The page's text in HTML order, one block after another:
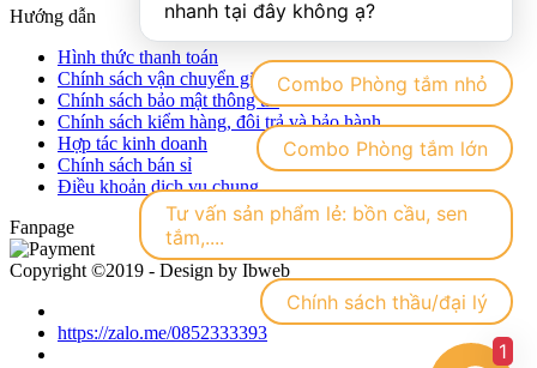
Hướng dẫn
Hình thức thanh toán
Chính sách vận chuyển giao nhận hàng hóa
Chính sách bảo mật thông tin
Chính sách kiểm hàng, đôi trả và bảo hành
Hợp tác kinh doanh
Chính sách bán sỉ
Điều khoản dịch vụ chung
Fanpage
Copyright ©2019 - Design by Ibweb
https://zalo.me/0852333393
Combo Phòng tắm nhỏ
Combo Phòng tắm lớn
Tư vấn sản phẩm lẻ: bồn cầu, sen
tắm,....
Chính sách thầu/đại lý
1